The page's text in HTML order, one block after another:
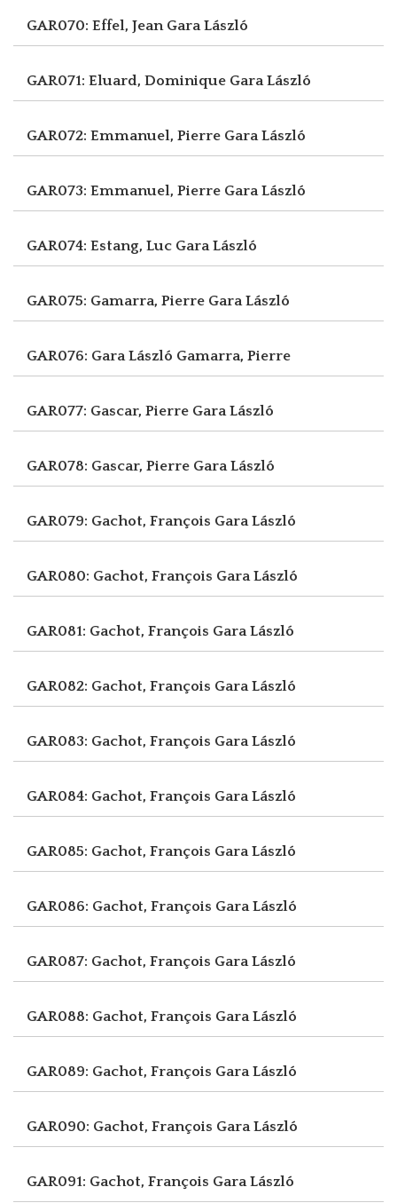
GAR070: Effel, Jean Gara László
GAR071: Eluard, Dominique Gara László
GAR072: Emmanuel, Pierre Gara László
GAR073: Emmanuel, Pierre Gara László
GAR074: Estang, Luc Gara László
GAR075: Gamarra, Pierre Gara László
GAR076: Gara László Gamarra, Pierre
GAR077: Gascar, Pierre Gara László
GAR078: Gascar, Pierre Gara László
GAR079: Gachot, François Gara László
GAR080: Gachot, François Gara László
GAR081: Gachot, François Gara László
GAR082: Gachot, François Gara László
GAR083: Gachot, François Gara László
GAR084: Gachot, François Gara László
GAR085: Gachot, François Gara László
GAR086: Gachot, François Gara László
GAR087: Gachot, François Gara László
GAR088: Gachot, François Gara László
GAR089: Gachot, François Gara László
GAR090: Gachot, François Gara László
GAR091: Gachot, François Gara László